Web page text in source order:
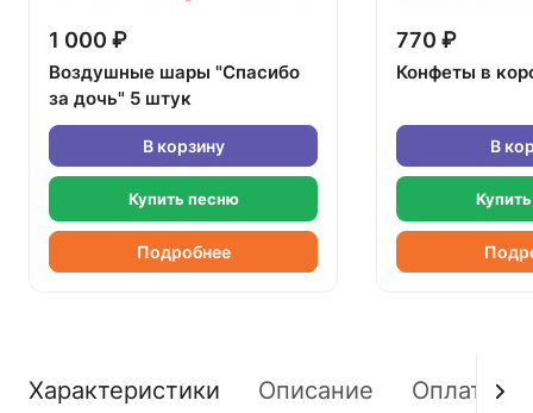
1 000 ₽
Воздушные шары "Спасибо
за дочь" 5 штук
В корзину
Купить песню
Подробнее
770 ₽
Конфеты в
В
Характеристики Описание Оплата